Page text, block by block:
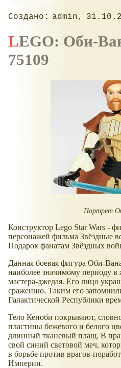
admin
LEGO: Оби-Ван Кеноби
75109
Портрет
Конструктор Lego Star Wars -
персонажей фильма Звёздные
Подарок фанатам Звёздных
Данная боевая фигура Оби-
наиболее значимому периоду в
мастера-джедая. Его лицо
сражению. Таким его
Галактической Республики
Тело Кеноби покрывают,
пластины бежевого и белого
длинный тканевый плащ. В
свой синий световой меч,
в борьбе против врагов-
Империи.